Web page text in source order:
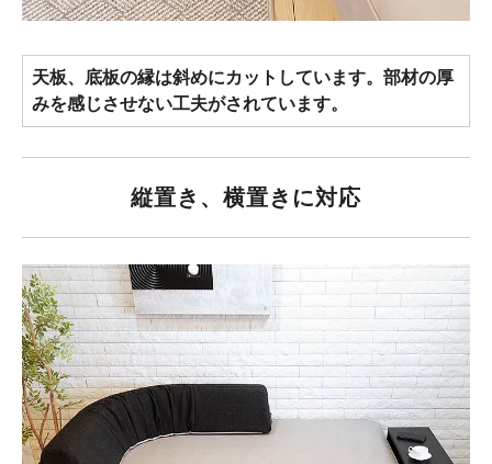
天板、底板の縁は斜めにカットしています。部材の厚
みを感じさせない工夫がされています。
縦置き、横置きに対応